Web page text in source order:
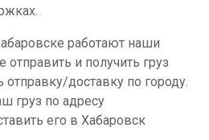
работают наши
и получить груз
отправку/доставку по городу.
груз по адресу
его в Хабаровск